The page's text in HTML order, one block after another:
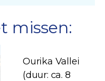
missen:
Ourika Vallei
(duur: ca. 8